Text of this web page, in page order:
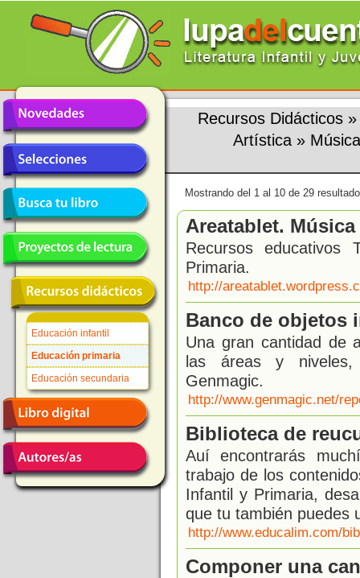
Educación infantil
Educación primaria
Educación secundaria
Recursos Didácticos
Artística »
Mostrando del 1 al 10 de 29
Areatablet. Música
Recursos
Primaria.
http://
Banco de objetos
Una gran cantidad de
las áreas y niveles,
Genmagic.
http://www.genmagic.net/
Biblioteca de
Auí encontrarás
trabajo de los
Infantil y Primaria,
que tu también puedes
http://www.educalim.com/
Componer una